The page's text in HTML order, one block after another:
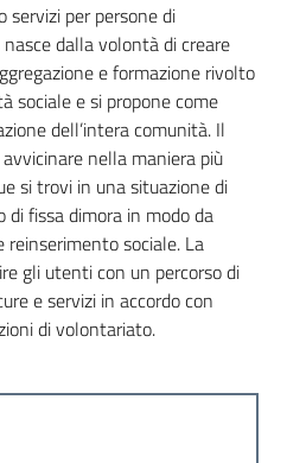
servizi per persone di
dalla volontà di creare
e formazione rivolto
sociale e si propone come
dell’intera comunità. Il
nella maniera più
si trovi in una situazione di
fissa dimora in modo da
sociale. La
gli utenti con un percorso di
e servizi in accordo con
di volontariato.